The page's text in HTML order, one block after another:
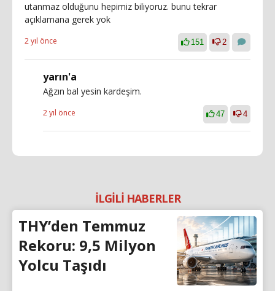
utanmaz olduğunu hepimiz biliyoruz. bunu tekrar
açıklamana gerek yok
2 yıl önce 151 2
yarın'a
Ağzın bal yesin kardeşim.
2 yıl önce 47 4
İLGİLİ HABERLER
THY’den Temmuz
Rekoru: 9,5 Milyon
Yolcu Taşıdı